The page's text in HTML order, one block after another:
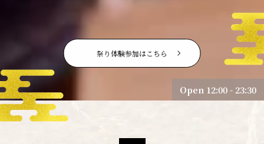
祭り体験参加はこちら
Open 12:00 - 23:30